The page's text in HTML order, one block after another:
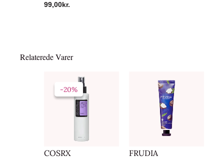
99,00kr.
Relaterede Varer
-20%
COSRX
-20%
Den
oprindelige
pris
var:
169,00kr..
FRUDIA